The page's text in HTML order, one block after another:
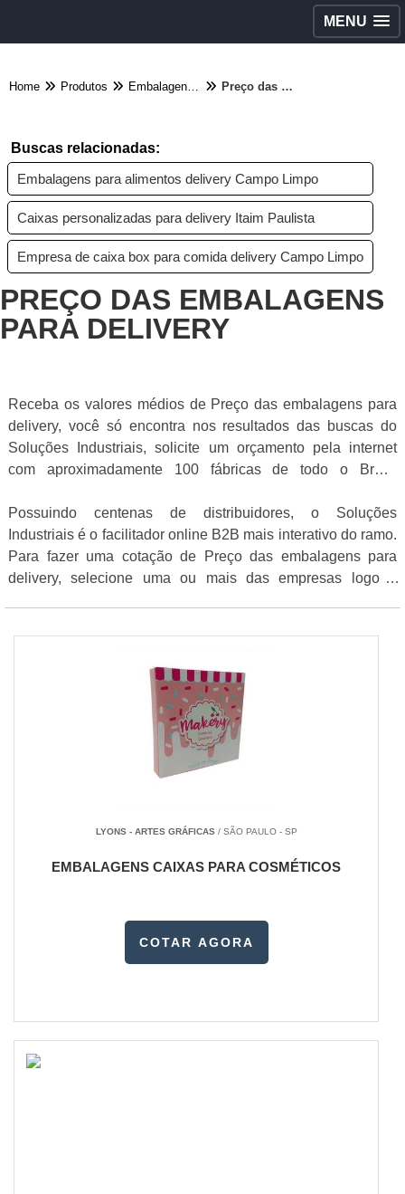
MENU
Home Produtos Embalagens diversas - Categoria Preço das embalagens para delivery
Buscas relacionadas:
Embalagens para alimentos delivery Campo Limpo
Caixas personalizadas para delivery Itaim Paulista
Empresa de caixa box para comida delivery Campo Limpo
PREÇO DAS EMBALAGENS
PARA DELIVERY
Receba os valores médios de Preço das embalagens para
delivery, você só encontra nos resultados das buscas do
Soluções Industriais, solicite um orçamento pela internet
com aproximadamente 100 fábricas de todo o Brasil
Possuindo centenas de distribuidores, o Soluções
Industriais é o facilitador online B2B mais interativo do ramo.
Para fazer uma cotação de Preço das embalagens para
delivery, selecione uma ou mais das empresas logo a
LYONS - ARTES GRÁFICAS/ SÃO PAULO - SP
EMBALAGENS CAIXAS PARA COSMÉTICOS
COTAR AGORA